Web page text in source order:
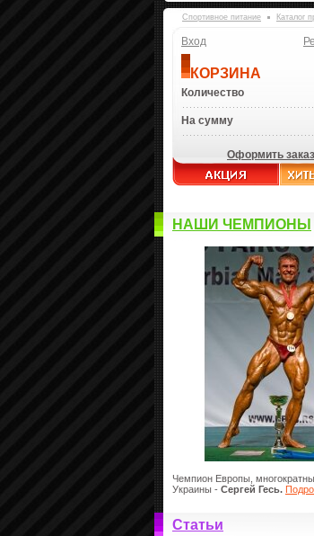
Спортивное питание Каталог
Вход
КОРЗИНА
Количество
На сумму
Оформить заказ
НАШИ ЧЕМПИОНЫ
Чемпион Европы,
Украины - Сергей Гесь.
Статьи